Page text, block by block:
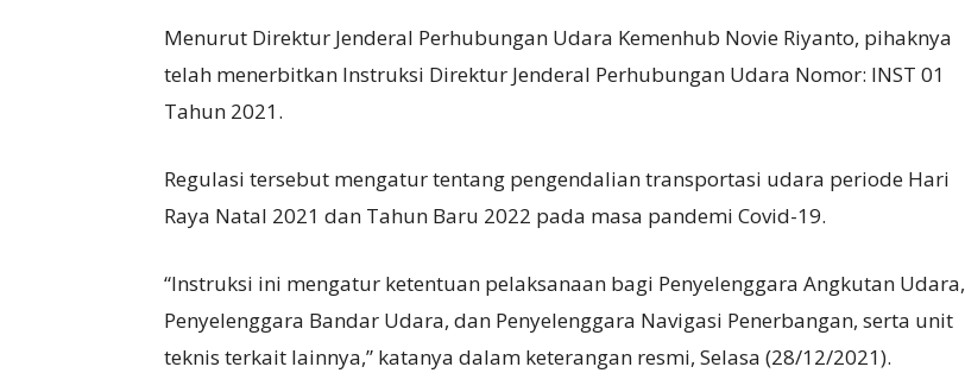
Menurut Direktur Jenderal Perhubungan Udara Kemenhub Novie Riyanto, pihaknya
telah menerbitkan Instruksi Direktur Jenderal Perhubungan Udara Nomor: INST 01
Tahun 2021.
Regulasi tersebut mengatur tentang pengendalian transportasi udara periode Hari
Raya Natal 2021 dan Tahun Baru 2022 pada masa pandemi Covid-19.
“Instruksi ini mengatur ketentuan pelaksanaan bagi Penyelenggara Angkutan Udara,
Penyelenggara Bandar Udara, dan Penyelenggara Navigasi Penerbangan, serta unit
teknis terkait lainnya,” katanya dalam keterangan resmi, Selasa (28/12/2021).